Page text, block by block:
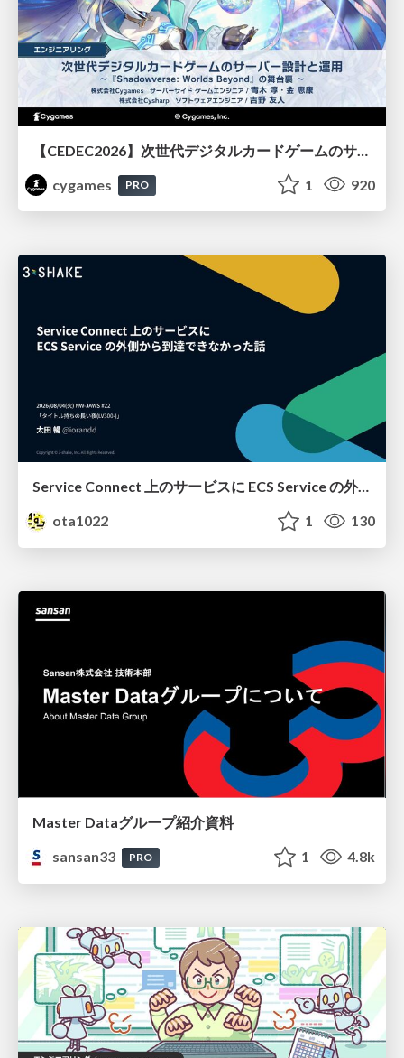
cygames
PRO 1 920
Service Connect 上のサービスに ECS Service の外側から到達できなかった話
ota1022
1 130
Master Dataグループ紹介資料
sansan33
PRO 1 4.8k